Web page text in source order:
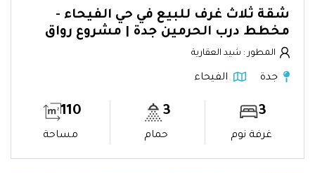
شقة ثلاث غرف للبيع في حي الفيحاء -
مخطط درب الحرمين جدة | مشروع رواق
المطور : شيد العقارية
جدة الفيحاء
3
غرفة نوم
3
حمام
110
مساحة